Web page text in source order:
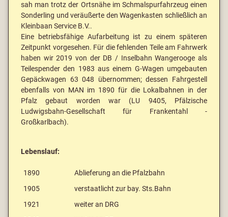
sah man trotz der Ortsnähe im Schmalspurfahrzeug einen
Sonderling und veräußerte den Wagenkasten schließlich an
Kleinbaan Service B.V..
Eine betriebsfähige Aufarbeitung ist zu einem späteren
Zeitpunkt vorgesehen. Für die fehlenden Teile am Fahrwerk
haben wir 2019 von der DB / Inselbahn Wangerooge als
Teilespender den 1983 aus einem G-Wagen umgebauten
Gepäckwagen 63 048 übernommen; dessen Fahrgestell
ebenfalls von MAN im 1890 für die Lokalbahnen in der
Pfalz gebaut worden war (LU 9405, Pfälzische
Ludwigsbahn-Gesellschaft für Frankentahl -
Großkarlbach).
Lebenslauf:
1890
Ablieferung an die Pfalzbahn
1905
verstaatlicht zur bay. Sts.Bahn
1921
weiter an DRG